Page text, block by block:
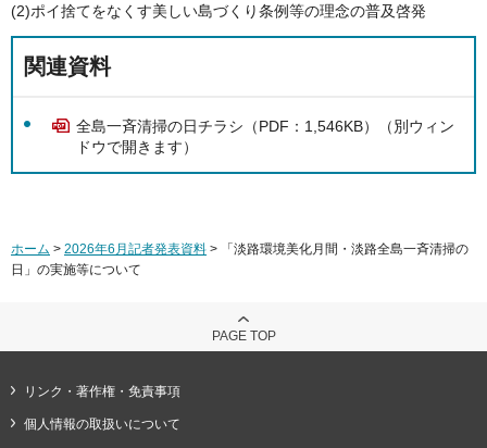
(2)ポイ捨てをなくす美しい島づくり条例等の理念の普及啓発
関連資料
全島一斉清掃の日チラシ（PDF：1,546KB）（別ウィン
ドウで開きます）
ホーム > 2026年6月記者発表資料 > 「淡路環境美化月間・淡路全島一斉清掃の
日」の実施等について
PAGE TOP
リンク・著作権・免責事項
個人情報の取扱いについて